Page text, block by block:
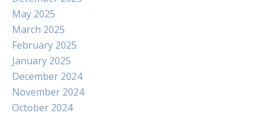
May 2025
March 2025
February 2025
January 2025
December 2024
November 2024
October 2024